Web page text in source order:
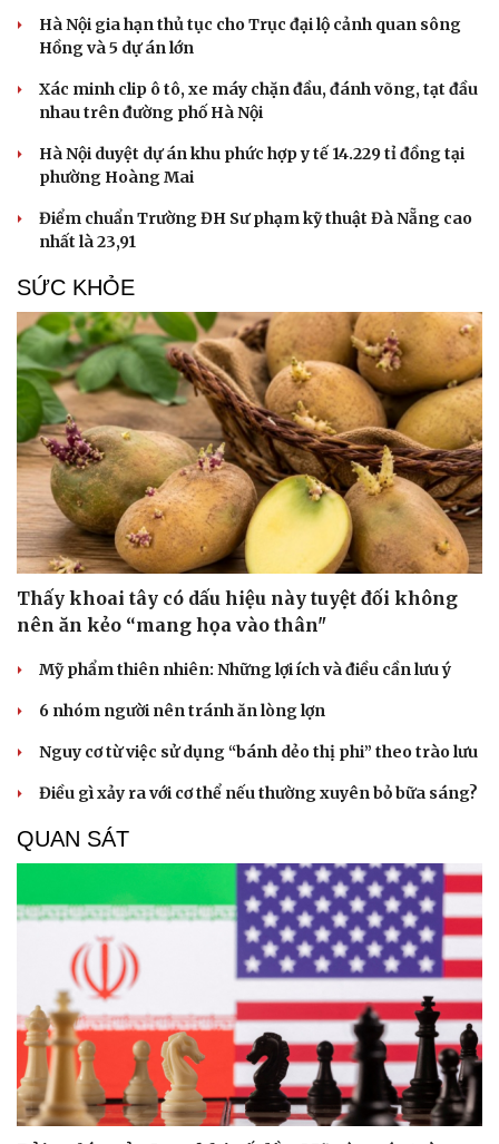
Cải chính
Hà Nội gia hạn thủ tục cho Trục đại lộ cảnh quan sông
Hồng và 5 dự án lớn
Xác minh clip ô tô, xe máy chặn đầu, đánh võng, tạt đầu
nhau trên đường phố Hà Nội
Hà Nội duyệt dự án khu phức hợp y tế 14.229 tỉ đồng tại
phường Hoàng Mai
Điểm chuẩn Trường ĐH Sư phạm kỹ thuật Đà Nẵng cao
nhất là 23,91
SỨC KHỎE
Thấy khoai tây có dấu hiệu này tuyệt đối không
nên ăn kẻo “mang họa vào thân"
Mỹ phẩm thiên nhiên: Những lợi ích và điều cần lưu ý
6 nhóm người nên tránh ăn lòng lợn
Nguy cơ từ việc sử dụng “bánh dẻo thị phi” theo trào lưu
Điều gì xảy ra với cơ thể nếu thường xuyên bỏ bữa sáng?
QUAN SÁT